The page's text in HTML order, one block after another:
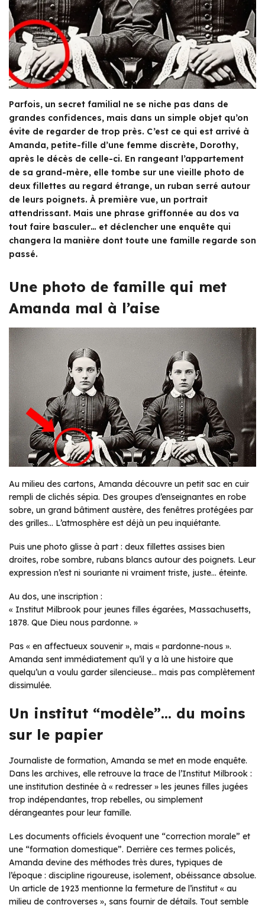
Parfois, un secret familial ne se niche pas dans de
grandes confidences, mais dans un simple objet qu’on
évite de regarder de trop près. C’est ce qui est arrivé à
Amanda, petite-fille d’une femme discrète, Dorothy,
après le décès de celle-ci. En rangeant l’appartement
de sa grand-mère, elle tombe sur une vieille photo de
deux fillettes au regard étrange, un ruban serré autour
de leurs poignets. À première vue, un portrait
attendrissant. Mais une phrase griffonnée au dos va
tout faire basculer… et déclencher une enquête qui
changera la manière dont toute une famille regarde son
passé.
Une photo de famille qui met
Amanda mal à l’aise
Au milieu des cartons, Amanda découvre un petit sac en cuir
rempli de clichés sépia. Des groupes d’enseignantes en robe
sobre, un grand bâtiment austère, des fenêtres protégées par
des grilles… L’atmosphère est déjà un peu inquiétante.
Puis une photo glisse à part : deux fillettes assises bien
droites, robe sombre, rubans blancs autour des poignets. Leur
expression n’est ni souriante ni vraiment triste, juste… éteinte.
Au dos, une inscription :
« Institut Milbrook pour jeunes filles égarées, Massachusetts,
1878. Que Dieu nous pardonne. »
Pas « en affectueux souvenir », mais « pardonne-nous ».
Amanda sent immédiatement qu’il y a là une histoire que
quelqu’un a voulu garder silencieuse… mais pas complètement
dissimulée.
Un institut “modèle”… du moins
sur le papier
Journaliste de formation, Amanda se met en mode enquête.
Dans les archives, elle retrouve la trace de l’Institut Milbrook :
une institution destinée à « redresser » les jeunes filles jugées
trop indépendantes, trop rebelles, ou simplement
dérangeantes pour leur famille.
Les documents officiels évoquent une “correction morale” et
une “formation domestique”. Derrière ces termes policés,
Amanda devine des méthodes très dures, typiques de
l’époque : discipline rigoureuse, isolement, obéissance absolue.
Un article de 1923 mentionne la fermeture de l’institut « au
milieu de controverses », sans fournir de détails. Tout semble